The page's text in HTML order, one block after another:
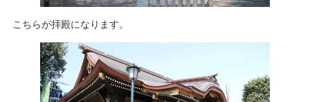
こちらが拝殿になります。